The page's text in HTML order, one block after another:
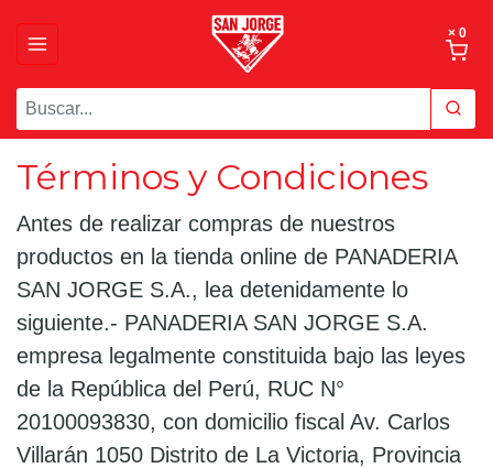
× 0
Términos y Condiciones
Antes de realizar compras de nuestros
productos en la tienda online de PANADERIA
SAN JORGE S.A., lea detenidamente lo
siguiente.- PANADERIA SAN JORGE S.A.
empresa legalmente constituida bajo las leyes
de la República del Perú, RUC N°
20100093830, con domicilio fiscal Av. Carlos
Villarán 1050 Distrito de La Victoria, Provincia